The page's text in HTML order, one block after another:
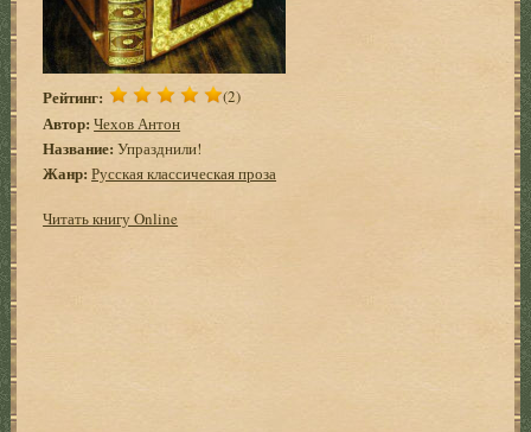
Рейтинг: (2)
Автор: Чехов Антон
Название: Упразднили!
Жанр: Русская классическая проза
Читать книгу Online